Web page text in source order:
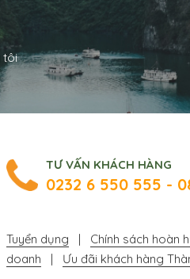
tôi
TƯ VẤN KHÁCH HÀNG
0232 6 550 555 -
Tuyển dụng | Chính sách hoàn
doanh
| Ưu đãi khách hàng